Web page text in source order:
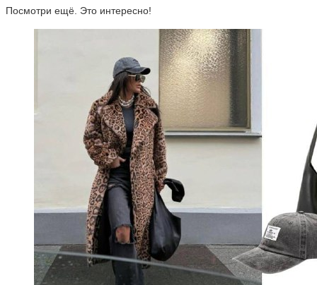
Посмотри ещё. Это интересно!